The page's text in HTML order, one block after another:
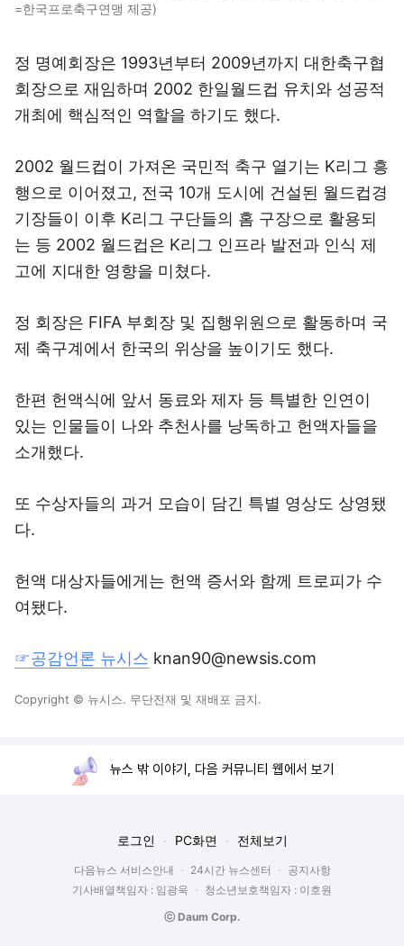
=한국프로축구연맹 제공)
정 명예회장은 1993년부터 2009년까지 대한축구협
회장으로 재임하며 2002 한일월드컵 유치와 성공적
개최에 핵심적인 역할을 하기도 했다.
2002 월드컵이 가져온 국민적 축구 열기는 K리그 흥
행으로 이어졌고, 전국 10개 도시에 건설된 월드컵경
기장들이 이후 K리그 구단들의 홈 구장으로 활용되
는 등 2002 월드컵은 K리그 인프라 발전과 인식 제
고에 지대한 영향을 미쳤다.
정 회장은 FIFA 부회장 및 집행위원으로 활동하며 국
제 축구계에서 한국의 위상을 높이기도 했다.
한편 헌액식에 앞서 동료와 제자 등 특별한 인연이
있는 인물들이 나와 추천사를 낭독하고 헌액자들을
소개했다.
또 수상자들의 과거 모습이 담긴 특별 영상도 상영됐
다.
헌액 대상자들에게는 헌액 증서와 함께 트로피가 수
여됐다.
☞공감언론 뉴시스 knan90@newsis.com
Copyright © 뉴시스. 무단전재 및 재배포 금지.
뉴스 밖 이야기, 다음 커뮤니티 웹에서 보기
로그인 PC화면 전체보기
다음뉴스 서비스안내 24시간 뉴스센터
공지사항
기사배열책임자 : 임광욱
청소년보호책임자 : 이호원
ⓒ Daum Corp.